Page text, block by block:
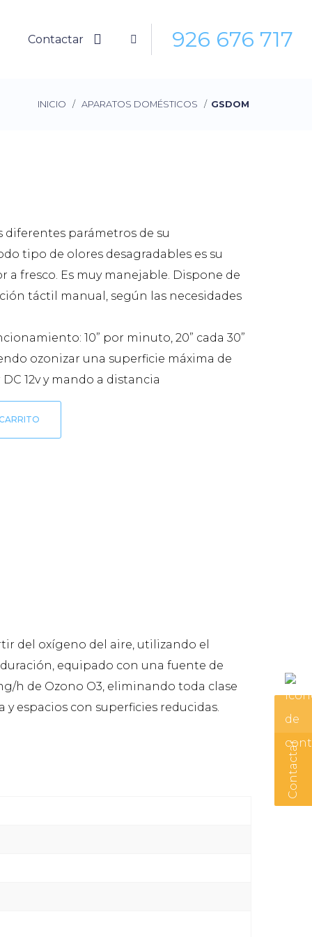
Contactar 926 676 717
INICIO / APARATOS DOMÉSTICOS / GSDOM
diferentes parámetros de su
tipo de olores desagradables es su
fresco. Es muy manejable. Dispone de
táctil manual, según las necesidades
10” por minuto, 20” cada 30”
ozonizar una superficie máxima de
12v y mando a distancia
del oxígeno del aire, utilizando el
equipado con una fuente de
h de Ozono O3, eliminando toda clase
espacios con superficies reducidas.
Contactar